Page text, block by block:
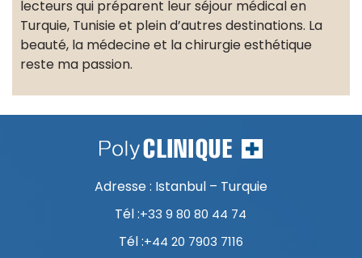
lecteurs qui préparent leur séjour médical en
Turquie, Tunisie et plein d’autres destinations. La
beauté, la médecine et la chirurgie esthétique
reste ma passion.
Adresse : Istanbul – Turquie
Tél :+33 9 80 80 44 74
Tél :+44 20 7903 7116